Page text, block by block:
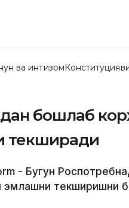
ва интизом
бошлаб
текширади
- Бугун
текширишни